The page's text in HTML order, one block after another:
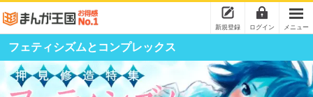
新規登録 ログイン メニュー
フェティシズムとコンプレックス